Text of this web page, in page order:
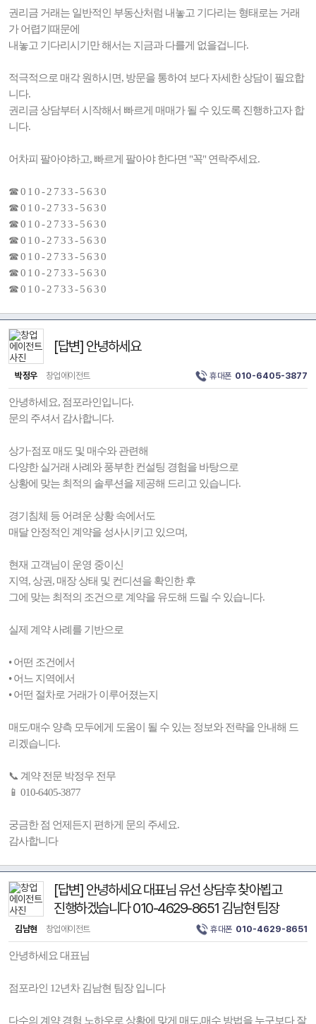
권리금 거래는 일반적인 부동산처럼 내놓고 기다리는 형태로는 거래
가 어렵기때문에
내놓고 기다리시기만 해서는 지금과 다를게 없을겁니다.
적극적으로 매각 원하시면, 방문을 통하여 보다 자세한 상담이 필요합
니다.
권리금 상담부터 시작해서 빠르게 매매가 될 수 있도록 진행하고자 합
니다.
어차피 팔아야하고, 빠르게 팔아야 한다면 "꼭" 연락주세요.
☎ 0 1 0 - 2 7 3 3 - 5 6 3 0
☎ 0 1 0 - 2 7 3 3 - 5 6 3 0
☎ 0 1 0 - 2 7 3 3 - 5 6 3 0
☎ 0 1 0 - 2 7 3 3 - 5 6 3 0
☎ 0 1 0 - 2 7 3 3 - 5 6 3 0
☎ 0 1 0 - 2 7 3 3 - 5 6 3 0
☎ 0 1 0 - 2 7 3 3 - 5 6 3 0
[답변] 안녕하세요
박정우 창업에이전트 휴대폰 010-6405-3877
안녕하세요, 점포라인입니다.
문의 주셔서 감사합니다.
상가·점포 매도 및 매수와 관련해
다양한 실거래 사례와 풍부한 컨설팅 경험을 바탕으로
상황에 맞는 최적의 솔루션을 제공해 드리고 있습니다.
경기침체 등 어려운 상황 속에서도
매달 안정적인 계약을 성사시키고 있으며,
현재 고객님이 운영 중이신
지역, 상권, 매장 상태 및 컨디션을 확인한 후
그에 맞는 최적의 조건으로 계약을 유도해 드릴 수 있습니다.
실제 계약 사례를 기반으로
• 어떤 조건에서
• 어느 지역에서
• 어떤 절차로 거래가 이루어졌는지
매도/매수 양측 모두에게 도움이 될 수 있는 정보와 전략을 안내해 드
리겠습니다.
📞 계약 전문 박정우 전무
📱 010-6405-3877
궁금한 점 언제든지 편하게 문의 주세요.
감사합니다
[답변] 안녕하세요 대표님 유선 상담후 찾아뵙고
진행하겠습니다 010-4629-8651 김남현 팀장
김남현 창업에이전트 휴대폰 010-4629-8651
안녕하세요 대표님
점포라인 12년차 김남현 팀장 입니다
다수의 계약 경험 노하우로 상황에 맞게 매도,매수 방법을 누구보다 잘